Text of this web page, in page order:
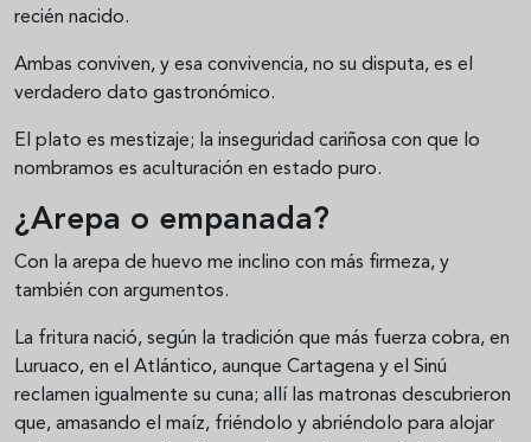
recién nacido.
Ambas conviven, y esa convivencia, no su disputa, es el
verdadero dato gastronómico.
El plato es mestizaje; la inseguridad cariñosa con que lo
nombramos es aculturación en estado puro.
¿Arepa o empanada?
Con la arepa de huevo me inclino con más firmeza, y
también con argumentos.
La fritura nació, según la tradición que más fuerza cobra, en
Luruaco, en el Atlántico, aunque Cartagena y el Sinú
reclamen igualmente su cuna; allí las matronas descubrieron
que, amasando el maíz, friéndolo y abriéndolo para alojar